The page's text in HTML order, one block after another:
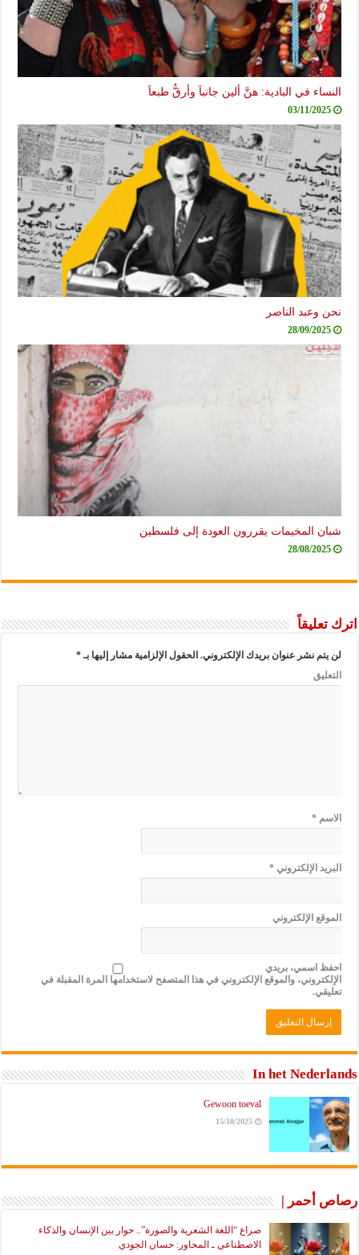
النساء في البادية: هنَّ ألين جانباَ وأرقُّ طبعاَ
03/11/2025
نحن وعبد الناصر
28/09/2025
شبان المخيمات يقررون العودة إلى فلسطين
28/08/2025
اترك تعليقاً
لن يتم نشر عنوان بريدك الإلكتروني. الحقول الإلزامية مشار إليها بـ*
التعليق
الاسم*
البريد الإلكتروني*
الموقع الإلكتروني
احفظ اسمي، بريدي
الإلكتروني، والموقع الإلكتروني في هذا المتصفح لاستخدامها المرة المقبلة في
تعليقي.
In het Nederlands
Gewoon toeval
15/10/2025
رصاص أحمر |
صراع “اللغة الشعرية والصورة”.. حوار بين الإنسان والذكاء
الاصطناعي ـ المحاور: حسان الجودي